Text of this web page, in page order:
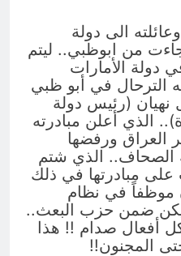
الى دولة
من ابوظبي.. ليتم
دولة الأمارات
الترحال في أبو ظبي
نهيان (رئيس دولة
الذي أعلن مبادرته
العراق ورفضها
الصحاف.. الذي شتم
على مبادرتها في ذلك
موظفاً في نظام
يكن ضمن حزب البعث..
أفعال صدام !! هذا
المجنون!!